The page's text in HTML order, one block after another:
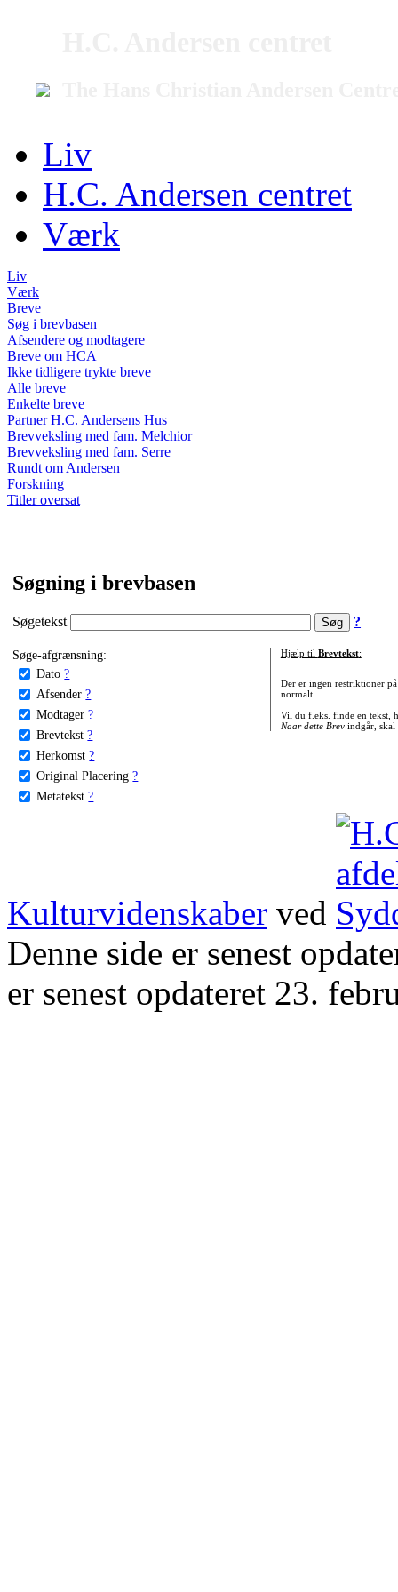
Liv
H.C. Andersen centret
Værk
Liv
Værk
Breve
Søg i brevbasen
Afsendere og modtagere
Breve om HCA
Ikke tidligere trykte breve
Alle breve
Enkelte breve
Partner H.C. Andersens Hus
Brevveksling med fam. Melchior
Brevveksling med fam. Serre
Rundt om Andersen
Forskning
Titler oversat
Søgning i brevbasen
Søgetekst ?
Søge-afgrænsning:
Dato ?
Afsender ?
Modtager ?
Brevtekst ?
Herkomst ?
Original Placering ?
Metatekst ?
Hjælp til Brevtekst:
Der er ingen restriktioner
normalt.
Vil du f.eks. finde en tekst,
Naar dette Brevindgår, skal
Kulturvidenskaber ved
Denne side er senest
er senest opdateret 23.